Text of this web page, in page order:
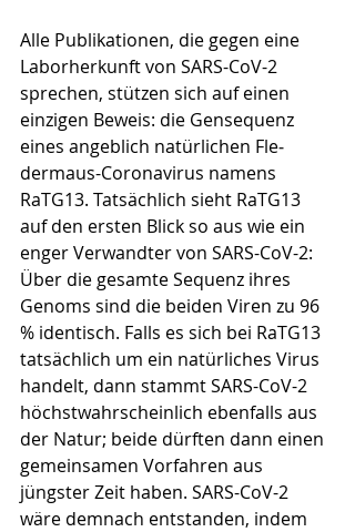
Alle Publikationen, die gegen eine
Laborherkunft von SARS-CoV-2
sprechen, stützen sich auf einen
einzigen Beweis: die Gensequenz
eines angeblich natürlichen Fle­
dermaus-Coronavirus namens
RaTG13. Tatsächlich sieht RaTG13
auf den ersten Blick so aus wie ein
enger Ver­wandter von SARS-CoV-2:
Über die gesamte Sequenz ihres
Genoms sind die beiden Viren zu 96
% identisch. Falls es sich bei RaTG13
tatsächlich um ein natürliches Virus
handelt, dann stammt SARS-CoV-2
höchstwahr­scheinlich ebenfalls aus
der Natur; beide dürften dann einen
gemeinsamen Vorfahren aus
jüngster Zeit haben. SARS-CoV-2
wäre demnach entstanden, indem